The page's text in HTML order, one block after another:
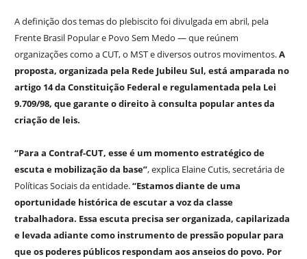
A definição dos temas do plebiscito foi divulgada em abril, pela
Frente Brasil Popular e Povo Sem Medo — que reúnem
organizações como a CUT, o MST e diversos outros movimentos.A
proposta, organizada pela Rede Jubileu Sul, está amparada no
artigo 14 da Constituição Federal e regulamentada pela Lei
9.709/98, que garante o direito à consulta popular antes da
criação de leis.
“Para a Contraf-CUT, esse é um momento estratégico de
escuta e mobilização da base”, explica Elaine Cutis, secretária de
Políticas Sociais da entidade.“Estamos diante de uma
oportunidade histórica de escutar a voz da classe
trabalhadora. Essa escuta precisa ser organizada, capilarizada
e levada adiante como instrumento de pressão popular para
que os poderes públicos respondam aos anseios do povo. Por